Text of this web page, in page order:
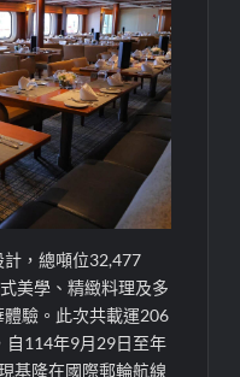
計，總噸位32,477
美學、精緻料理及多
驗。此次共載運206
自114年9月29日至年
基隆在國際郵輪航線